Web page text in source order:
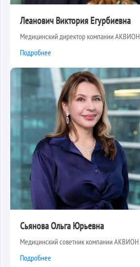
Леанович Виктория Егурбиевна
Медицинский директор компании АКВИОН
Подробнее
Сьянова Ольга Юрьевна
Медицинский советник компании АКВИОН
Подробнее